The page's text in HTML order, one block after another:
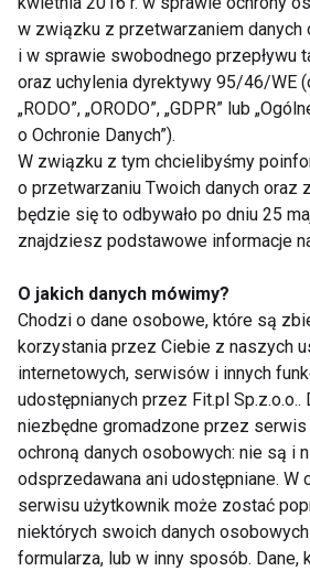
Nie przegap
świata FIT!
Zapisz się do naszego
Wyrażam zgodę na
handlowej drogą elektroniczną na
przez FIT.PL. Więcej informacji
Prywatności.
ZAPISZ
w związku z przetwarzaniem danych
i w sprawie swobodnego przepływu
oraz uchylenia dyrektywy 95/46/WE
„RODO”, „ORODO”, „GDPR” lub
o Ochronie Danych”).
W związku z tym chcielibyśmy
o przetwarzaniu Twoich danych oraz
będzie się to odbywało po dniu 25
znajdziesz podstawowe informacje
O jakich danych mówimy?
Chodzi o dane osobowe, które są
korzystania przez Ciebie z naszych
internetowych, serwisów i innych
udostępnianych przez Fit.pl Sp.z.o.o..
niezbędne gromadzone przez
ochroną danych osobowych: nie są i
odsprzedawana ani udostępniane. W
serwisu użytkownik może zostać
niektórych swoich danych
formularza, lub w inny sposób. Dane,